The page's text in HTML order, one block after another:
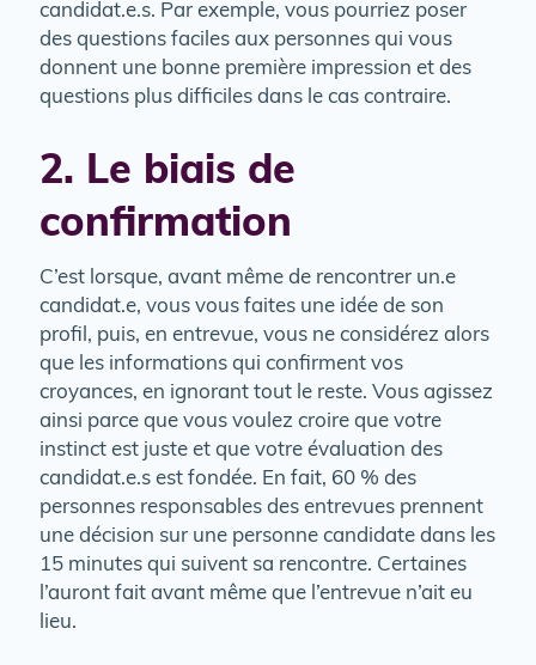
candidat.e.s. Par exemple, vous pourriez poser
des questions faciles aux personnes qui vous
donnent une bonne première impression et des
questions plus difficiles dans le cas contraire.
2. Le biais de
confirmation
C’est lorsque, avant même de rencontrer un.e
candidat.e, vous vous faites une idée de son
profil, puis, en entrevue, vous ne considérez alors
que les informations qui confirment vos
croyances, en ignorant tout le reste. Vous agissez
ainsi parce que vous voulez croire que votre
instinct est juste et que votre évaluation des
candidat.e.s est fondée. En fait, 60 % des
personnes responsables des entrevues prennent
une décision sur une personne candidate dans les
15 minutes qui suivent sa rencontre. Certaines
l’auront fait avant même que l’entrevue n’ait eu
lieu.